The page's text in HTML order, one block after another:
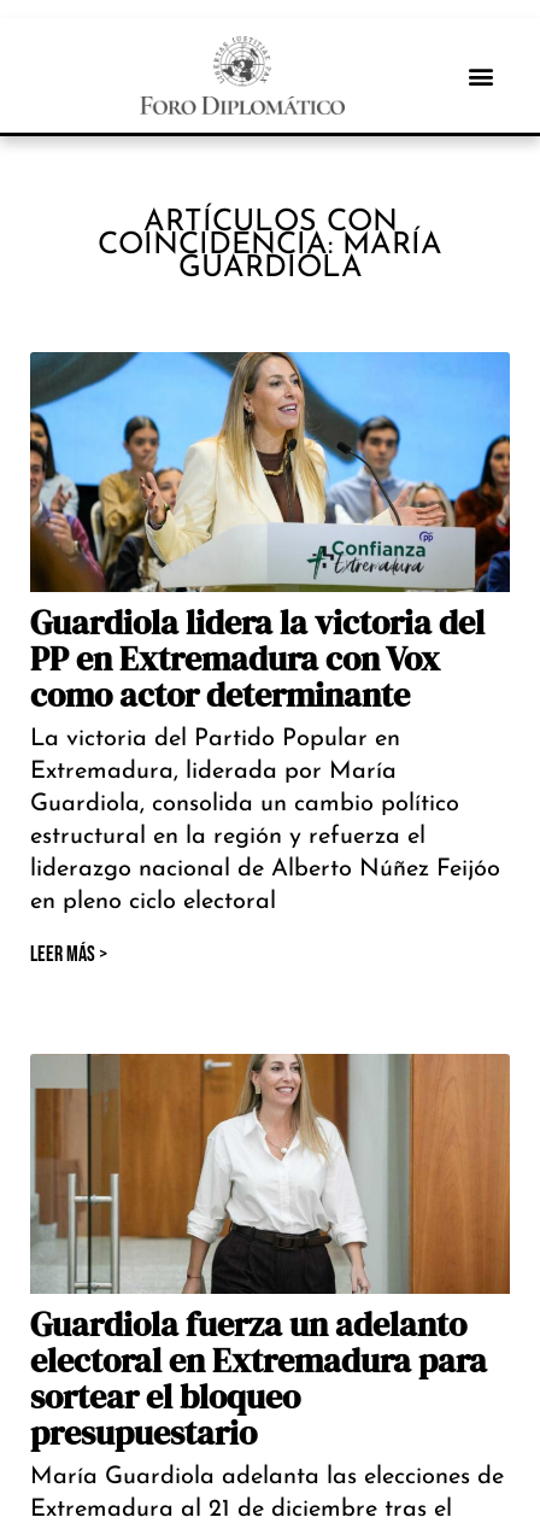
ARTÍCULOS CON
COINCIDENCIA: MARÍA
GUARDIOLA
Guardiola lidera la victoria del
PP en Extremadura con Vox
como actor determinante
La victoria del Partido Popular en
Extremadura, liderada por María
Guardiola, consolida un cambio político
estructural en la región y refuerza el
liderazgo nacional de Alberto Núñez Feijóo
en pleno ciclo electoral
LEER MÁS >
Guardiola fuerza un adelanto
electoral en Extremadura para
sortear el bloqueo
presupuestario
María Guardiola adelanta las elecciones de
Extremadura al 21 de diciembre tras el